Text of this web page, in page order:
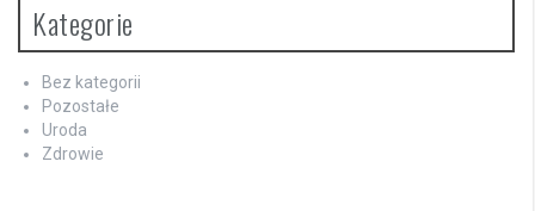
Kategorie
Bez kategorii
Pozostałe
Uroda
Zdrowie